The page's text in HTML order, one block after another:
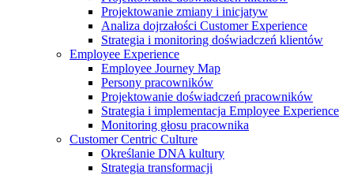
Projektowanie zmiany i inicjatyw
Analiza dojrzałości Customer Experience
Strategia i monitoring doświadczeń klientów
Employee Experience
Employee Journey Map
Persony pracowników
Projektowanie doświadczeń pracowników
Strategia i implementacja Employee Experience
Monitoring głosu pracownika
Customer Centric Culture
Określanie DNA kultury
Strategia transformacji